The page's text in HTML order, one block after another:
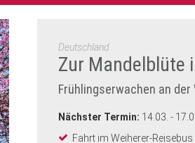
Deutschland
Zur Mandelblüte
Frühlingserwachen an der
Nächster Termin: 14.03. -
Fahrt im Weiherer-Reisebus